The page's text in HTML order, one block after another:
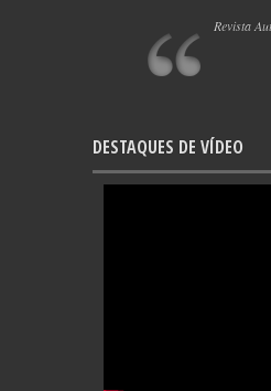
Revista
DESTAQUES DE VÍDEO